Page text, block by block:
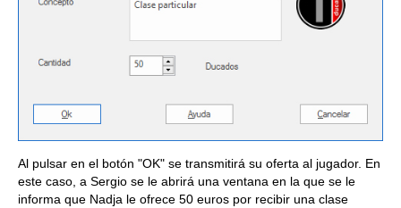
Al pulsar en el botón "OK" se transmitirá su oferta al jugador. En
este caso, a Sergio se le abrirá una ventana en la que se le
informa que Nadja le ofrece 50 euros por recibir una clase